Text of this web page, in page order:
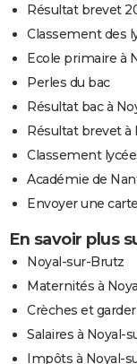
Résultat brevet
Classement des
Ecole primaire à
Perles du bac
Résultat bac à
Résultat brevet à
Classement
Académie de
Envoyer une
En savoir plus
Noyal-sur-Brutz
Maternités à
Crèches et
Salaires à Noyal-
Impôts à Noyal-